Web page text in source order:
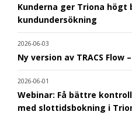
Kunderna ger Triona högt
kundundersökning
2026-06-03
Ny version av TRACS Flow
2026-06-01
Webinar: Få bättre
med slottidsbokning i